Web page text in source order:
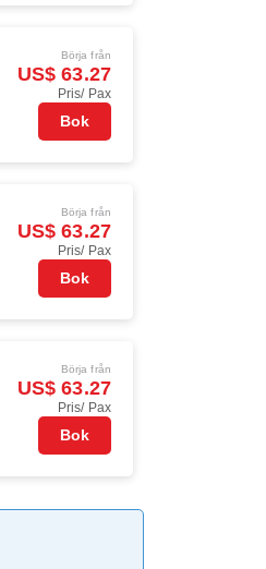
Börja från
US$ 63.27
Pris/ Pax
Bok
Börja från
US$ 63.27
Pris/ Pax
Bok
Börja från
US$ 63.27
Pris/ Pax
Bok